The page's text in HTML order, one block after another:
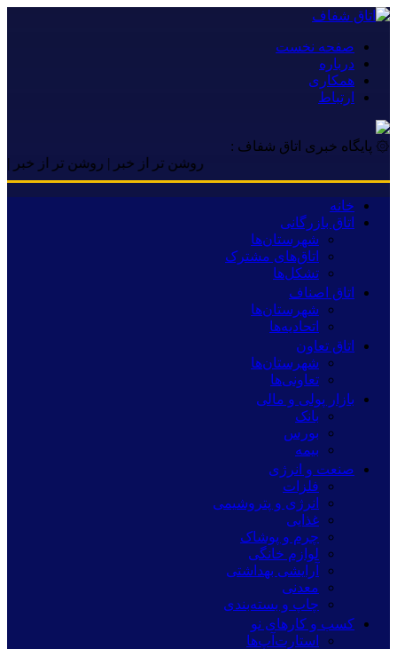
صفحه نخست
درباره
همکاری
ارتباط
۞ پایگاه خبری اتاق شفاف :
روشن تر از خبر | روشن تر از خبر |
خانه
اتاق بازرگانی
شهرستان‌ها
اتاق‌های مشترک
تشکل‌ها
اتاق اصناف
شهرستان‌ها
اتحادیه‌ها
اتاق تعاون
شهرستان‌ها
تعاونی‌ها
بازار پولی و مالی
بانک
بورس
بیمه
صنعت و انرژی
فلزات
انرژی و پتروشیمی
غذایی
چرم و پوشاک
لوازم خانگی
آرایشی بهداشتی
معدنی
چاپ و بسته‌بندی
کسب و کارهای نو
استارت‌آپ‌ها